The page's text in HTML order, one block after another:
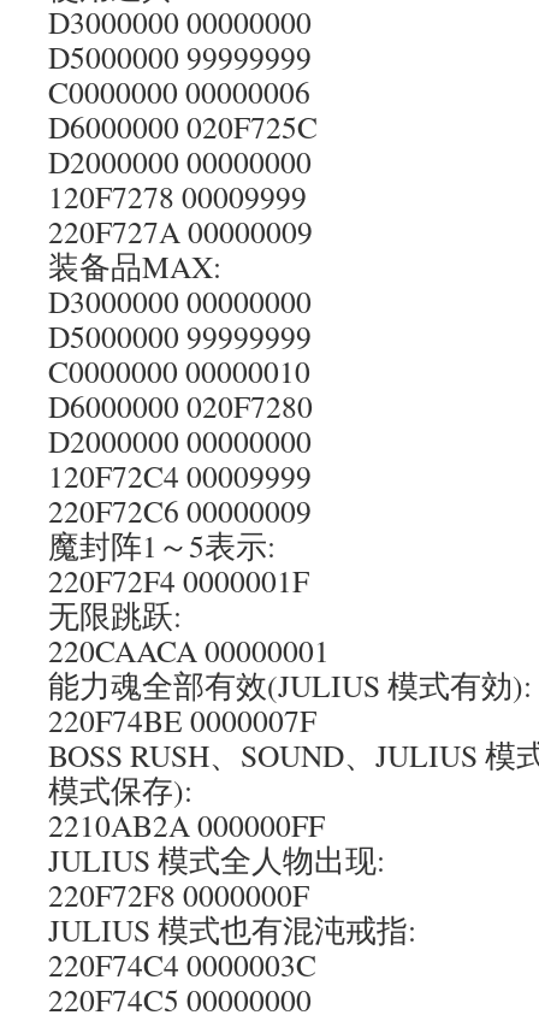
D3000000 00000000
D5000000 99999999
C0000000 00000006
D6000000 020F725C
D2000000 00000000
120F7278 00009999
220F727A 00000009
装备品MAX:
D3000000 00000000
D5000000 99999999
C0000000 00000010
D6000000 020F7280
D2000000 00000000
120F72C4 00009999
220F72C6 00000009
魔封阵1～5表示:
220F72F4 0000001F
无限跳跃:
220CAACA 00000001
能力魂全部有效(JULIUS 模式有効):
220F74BE 0000007F
BOSS RUSH、SOUND、JULIUS
模式保存):
2210AB2A 000000FF
JULIUS 模式全人物出现:
220F72F8 0000000F
JULIUS 模式也有混沌戒指:
220F74C4 0000003C
220F74C5 00000000